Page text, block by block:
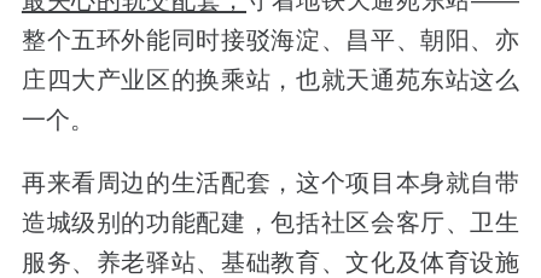
整个五环外能同时接驳海淀、昌平、朝阳、亦
庄四大产业区的换乘站，也就天通苑东站这么
一个。
再来看周边的生活配套，这个项目本身就自带
造城级别的功能配建，包括社区会客厅、卫生
服务、养老驿站、基础教育、文化及体育设施